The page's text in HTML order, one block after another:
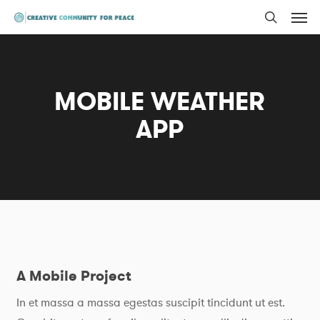
Skip
search
MOBILE WEATHER
APP
A Mobile Project
In et massa a massa egestas suscipit tincidunt ut est.